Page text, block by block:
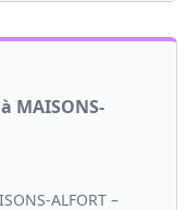
MAISONS-
ALFORT –